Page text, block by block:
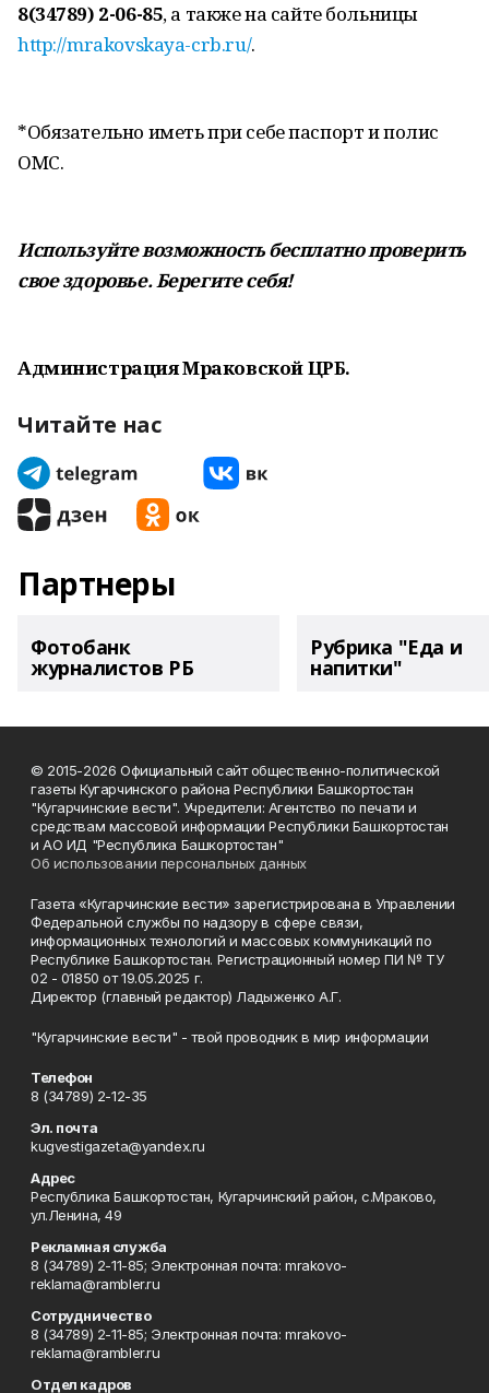
8(34789) 2-06-85, а также на сайте больницы
http://mrakovskaya-crb.ru/.
*Обязательно иметь при себе паспорт и полис
ОМС.
Используйте возможность бесплатно проверить
свое здоровье. Берегите себя!
Администрация Мраковской ЦРБ.
Читайте нас
Партнеры
Фотобанк
журналистов РБ
Рубрика "Еда и
напитки"
© 2015-2026 Официальный сайт общественно-политической
газеты Кугарчинского района Республики Башкортостан
"Кугарчинские вести". Учредители: Агентство по печати и
средствам массовой информации Республики Башкортостан
и АО ИД "Республика Башкортостан"
Об использовании персональных данных
Газета «Кугарчинские вести» зарегистрирована в Управлении
Федеральной службы по надзору в сфере связи,
информационных технологий и массовых коммуникаций по
Республике Башкортостан. Регистрационный номер ПИ № ТУ
02 - 01850 от 19.05.2025 г.
Директор (главный редактор) Ладыженко А.Г.
"Кугарчинские вести" - твой проводник в мир информации
Телефон
8 (34789) 2-12-35
Эл. почта
kugvestigazeta@yandex.ru
Адрес
Республика Башкортостан, Кугарчинский район, с.Мраково,
ул.Ленина, 49
Рекламная служба
8 (34789) 2-11-85; Электронная почта: mrakovo-
reklama@rambler.ru
Сотрудничество
8 (34789) 2-11-85; Электронная почта: mrakovo-
reklama@rambler.ru
Отдел кадров